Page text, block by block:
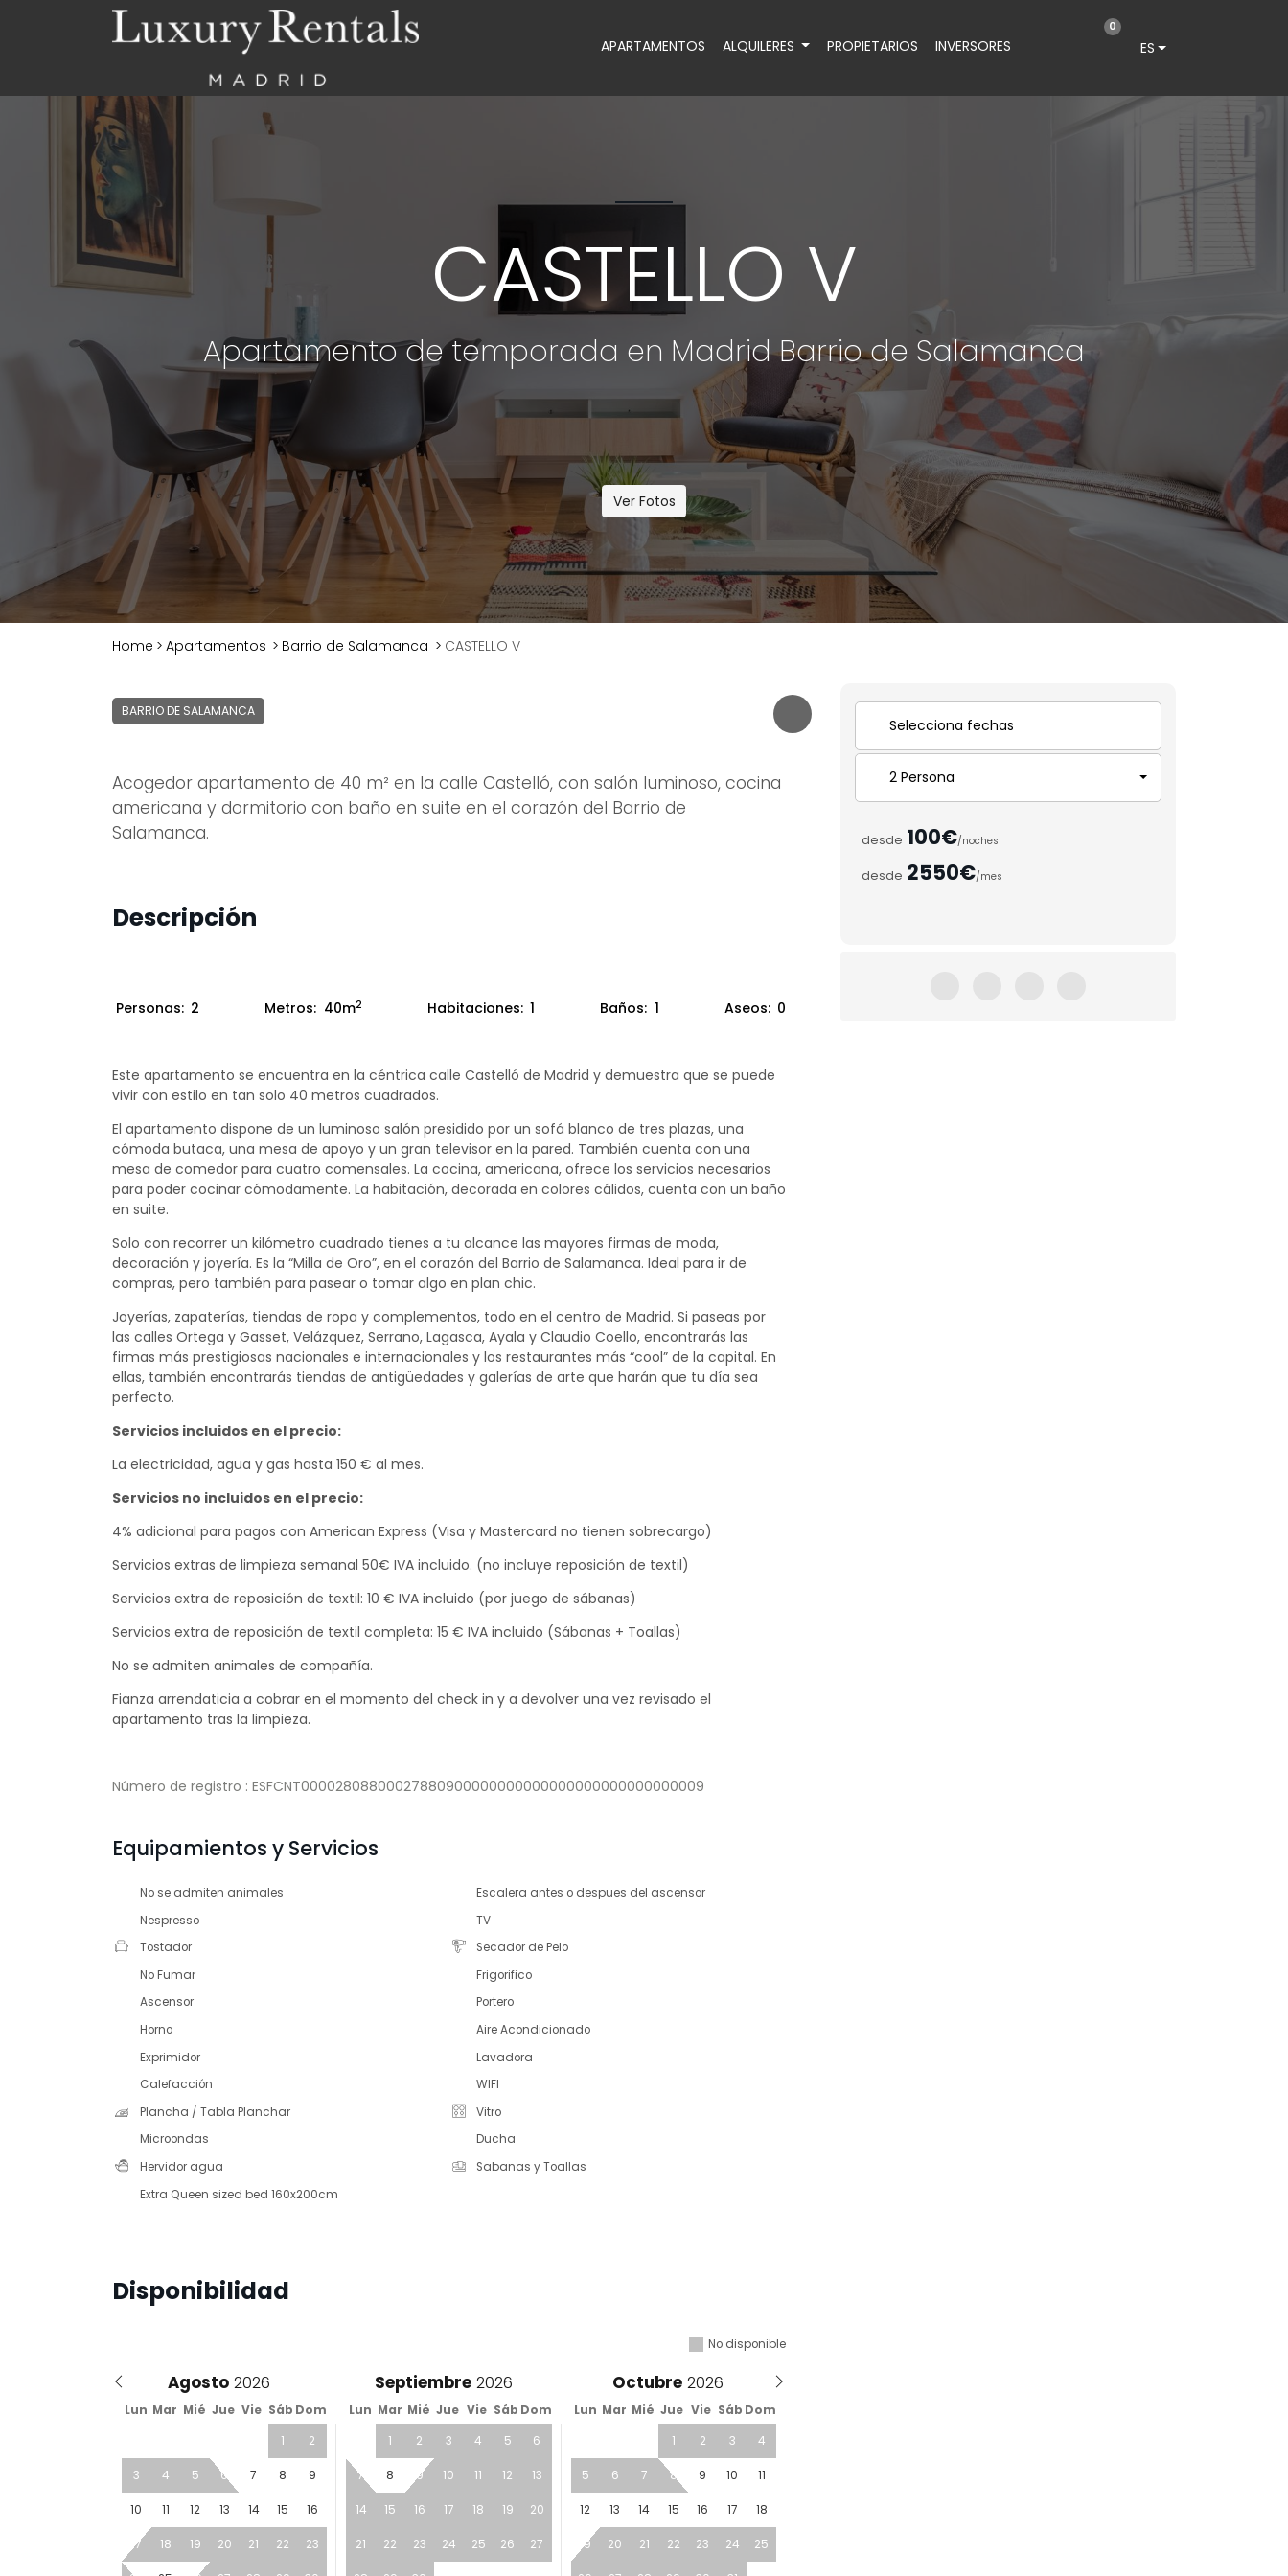
0
ES
APARTAMENTOS ALQUILERES PROPIETARIOS INVERSORES
CASTELLO V
Apartamento de temporada en Madrid Barrio de Salamanca
Ver Fotos
Home > Apartamentos > Barrio de Salamanca > CASTELLO V
BARRIO DE SALAMANCA
Acogedor apartamento de 40 m² en la calle Castelló, con salón luminoso, cocina
americana y dormitorio con baño en suite en el corazón del Barrio de
Salamanca.
Descripción
Personas: 2 Metros: 40m2 Habitaciones: 1 Baños: 1 Aseos: 0
Este apartamento se encuentra en la céntrica calle Castelló de Madrid y demuestra que se puede
vivir con estilo en tan solo 40 metros cuadrados.
El apartamento dispone de un luminoso salón presidido por un sofá blanco de tres plazas, una
cómoda butaca, una mesa de apoyo y un gran televisor en la pared. También cuenta con una
mesa de comedor para cuatro comensales. La cocina, americana, ofrece los servicios necesarios
para poder cocinar cómodamente. La habitación, decorada en colores cálidos, cuenta con un baño
en suite.
Solo con recorrer un kilómetro cuadrado tienes a tu alcance las mayores firmas de moda,
decoración y joyería. Es la “Milla de Oro”, en el corazón del Barrio de Salamanca. Ideal para ir de
compras, pero también para pasear o tomar algo en plan chic.
Joyerías, zapaterías, tiendas de ropa y complementos, todo en el centro de Madrid. Si paseas por
las calles Ortega y Gasset, Velázquez, Serrano, Lagasca, Ayala y Claudio Coello, encontrarás las
firmas más prestigiosas nacionales e internacionales y los restaurantes más “cool” de la capital. En
ellas, también encontrarás tiendas de antigüedades y galerías de arte que harán que tu día sea
perfecto.
Servicios incluidos en el precio:
La electricidad, agua y gas hasta 150 € al mes.
Servicios no incluidos en el precio:
4% adicional para pagos con American Express (Visa y Mastercard no tienen sobrecargo)
Servicios extras de limpieza semanal 50€ IVA incluido. (no incluye reposición de textil)
Servicios extra de reposición de textil: 10 € IVA incluido (por juego de sábanas)
Servicios extra de reposición de textil completa: 15 € IVA incluido (Sábanas + Toallas)
No se admiten animales de compañía.
Fianza arrendaticia a cobrar en el momento del check in y a devolver una vez revisado el
apartamento tras la limpieza.
Número de registro : ESFCNT00002808800027880900000000000000000000000000009
Equipamientos y Servicios
No se admiten animales
Escalera antes o despues del ascensor
Nespresso
TV
Tostador
Secador de Pelo
No Fumar
Frigorifico
Ascensor
Portero
Horno
Aire Acondicionado
Exprimidor
Lavadora
Calefacción
WIFI
Plancha / Tabla Planchar
Vitro
Microondas
Ducha
Hervidor agua
Sabanas y Toallas
Extra Queen sized bed 160x200cm
Disponibilidad
No disponible
Agosto Septiembre Octubre
Lun Mar Mié Jue Vie Sáb Dom Lun Mar Mié Jue Vie Sáb Dom Lun Mar Mié Jue Vie Sáb Dom
1 2
3 4 5 6 7 8 9
10 11 12 13 14 15 16
17 18 19 20 21 22 23
1 2 3 4 5 6
7 8 9 10 11 12 13
14 15 16 17 18 19 20
21 22 23 24 25 26 27
1 2 3 4
5 6 7 8 9 10 11
12 13 14 15 16 17 18
19 20 21 22 23 24 25
2 Persona
desde 100€/noches
desde 2550€/mes